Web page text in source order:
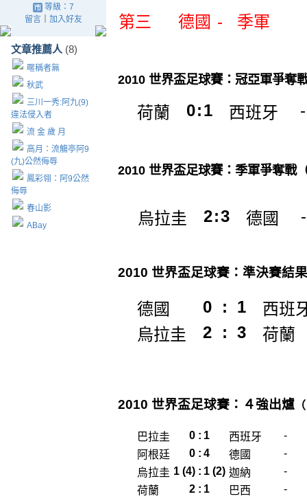
等級：7
留言｜ 加入好友
文章推薦人 (8)
暱稱者無
秋武
三川一秀:阿九(9)
違法侵入者
流 金 歲 月
高月：流觴亭阿9
(九)公然侮辱
鳳彩翎：阿9公然
侮辱
春山影
ABay
第三
德國 - 季軍
2010 世界盃足球賽：冠亞軍爭奪
荷蘭 0:1 西班牙 -
2010 世界盃足球賽：季軍爭奪戰
烏拉圭 2:3 德國 -
2010 世界盃足球賽：準決賽結
德國 0 : 1
西班
烏拉圭
2 : 3 荷蘭
2010 世界盃足球賽：４強出爐
巴拉圭 0 : 1 西班牙
-
阿根廷
0 : 4 德國
-
烏拉圭 1 (4) : 1 (2) 迦納
-
荷蘭
2 : 1 巴西 -